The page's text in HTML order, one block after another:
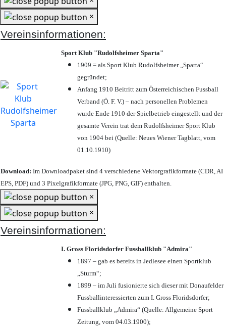
×
Vereinsinformationen:
Sport Klub "Rudolfsheimer Sparta"
1909 = als Sport Klub Rudolfsheimer „Sparta“
gegründet;
Anfang 1910 Beitritt zum Österreichischen Fussball
Verband (Ö. F. V.) – nach personellen Problemen
wurde Ende 1910 der Spielbetrieb eingestellt und der
gesamte Verein trat dem Rudolfsheimer Sport Klub
von 1904 bei (Quelle: Neues Wiener Tagblatt, vom
01.10.1910)
Download: Im Downloadpaket sind 4 verschiedene Vektorgrafikformate (CDR, AI
EPS, PDF) und 3 Pixelgrafikformate (JPG, PNG, GIF) enthalten.
×
×
Vereinsinformationen:
I. Gross Floridsdorfer Fussballklub "Admira"
1897 – gab es bereits in Jedlesee einen Sportklub
„Sturm“;
1899 – im Juli fusionierte sich dieser mit Donaufelder
Fussballinteressierten zum I. Gross Floridsdorfer;
Fussballklub „Admira“ (Quelle: Allgemeine Sport
Zeitung, vom 04.03.1900);